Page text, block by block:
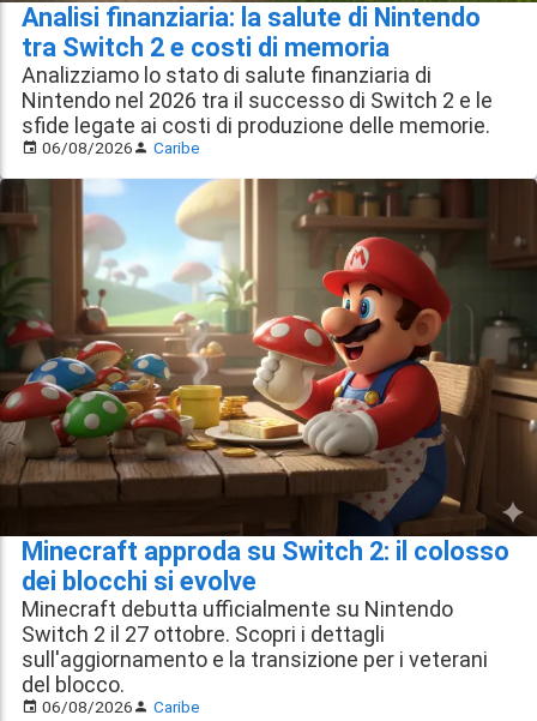
Analisi finanziaria: la salute di Nintendo
tra Switch 2 e costi di memoria
Analizziamo lo stato di salute finanziaria di
Nintendo nel 2026 tra il successo di Switch 2 e le
sfide legate ai costi di produzione delle memorie.
06/08/2026 Caribe
Minecraft approda su Switch 2: il colosso
dei blocchi si evolve
Minecraft debutta ufficialmente su Nintendo
Switch 2 il 27 ottobre. Scopri i dettagli
sull'aggiornamento e la transizione per i veterani
del blocco.
06/08/2026 Caribe